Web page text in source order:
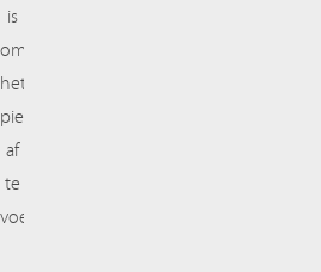
is
om
het
piepschuim
af
te
voeren.”